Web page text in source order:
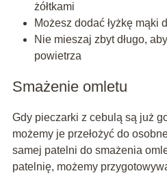
żółtkami
Możesz dodać łyżkę mąki
Nie mieszaj zbyt długo,
powietrza
Smażenie omletu
Gdy pieczarki z cebulą są już
możemy je przełożyć do
samej patelni do smażenia
patelnię, możemy